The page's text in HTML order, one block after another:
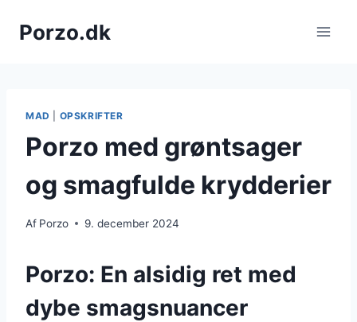
Porzo.dk
MAD OPSKRIFTER
Porzo med grøntsager
og smagfulde krydderier
Af Porzo 9. december 2024
Porzo: En alsidig ret med
dybe smagsnuancer